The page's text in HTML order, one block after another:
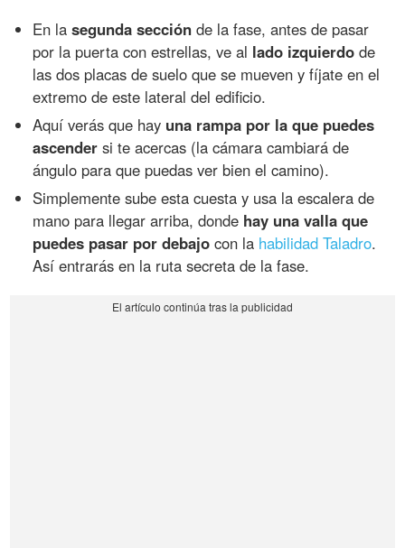
En lasegunda sección de la fase, antes de pasar
por la puerta con estrellas, ve al lado izquierdo de
las dos placas de suelo que se mueven y fíjate en el
extremo de este lateral del edificio.
Aquí verás que hay una rampa por la que puedes
ascender si te acercas (la cámara cambiará de
ángulo para que puedas ver bien el camino).
Simplemente sube esta cuesta y usa la escalera de
mano para llegar arriba, donde hay una valla que
puedes pasar por debajo con la habilidad Taladro.
Así entrarás en la ruta secreta de la fase.